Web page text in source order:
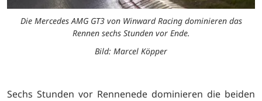
Die Mercedes AMG GT3 von Winward Racing dominieren das
Rennen sechs Stunden vor Ende.
Bild: Marcel Köpper
Sechs Stunden vor Rennenede dominieren die beiden